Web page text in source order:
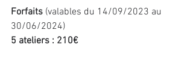
Forfaits (valables du 14/09/2023 au
30/06/2024)
5 ateliers : 210€